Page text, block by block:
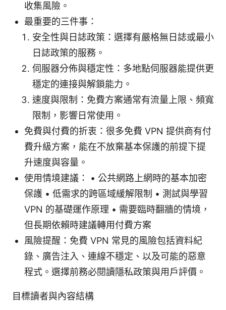
收集風險。
最重要的三件事：
安全性與日誌政策：選擇有嚴格無日誌或最小
日誌政策的服務。
伺服器分佈與穩定性：多地點伺服器能提供更
穩定的連接與解鎖能力。
速度與限制：免費方案通常有流量上限、頻寬
限制，影響日常使用。
免費與付費的折衷：很多免費 VPN 提供商有付
費升級方案，能在不放棄基本保護的前提下提
升速度與容量。
使用情境建議： • 公共網路上網時的基本加密
保護 • 低需求的跨區域緩解限制 • 測試與學習
VPN 的基礎運作原理 • 需要臨時翻牆的情境，
但長期依賴時建議轉用付費方案
風險提醒：免費 VPN 常見的風險包括資料紀
錄、廣告注入、連線不穩定、以及可能的惡意
程式。選擇前務必閱讀隱私政策與用戶評價。
目標讀者與內容結構